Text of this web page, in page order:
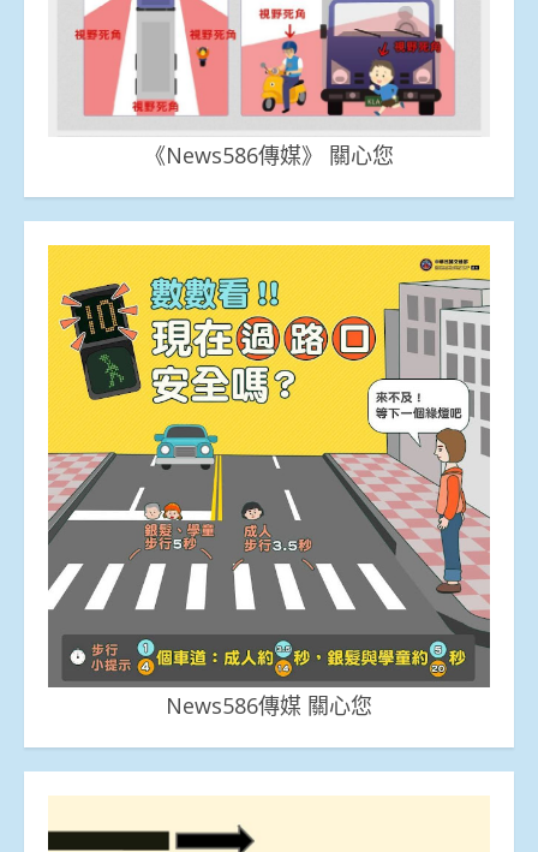
《News586傳媒》 關心您
News586傳媒 關心您